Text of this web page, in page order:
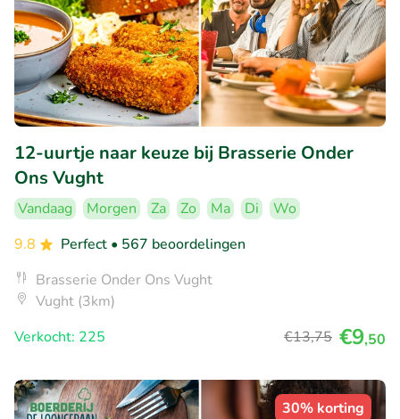
12-uurtje naar keuze bij Brasserie Onder
Ons Vught
Vandaag Morgen Za Zo Ma Di
Wo
9.8
Perfect • 567 beoordelingen
Brasserie Onder Ons Vught
Vught (3km)
Verkocht: 225
€13,75 €9,50
30% korting